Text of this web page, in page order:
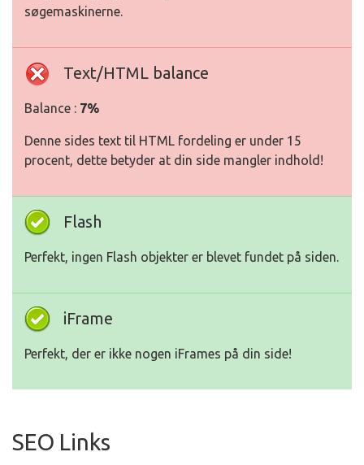
søgemaskinerne.
Text/HTML balance
Balance : 7%
Denne sides text til HTML fordeling er under 15
procent, dette betyder at din side mangler indhold!
Flash
Perfekt, ingen Flash objekter er blevet fundet på siden.
iFrame
Perfekt, der er ikke nogen iFrames på din side!
SEO Links